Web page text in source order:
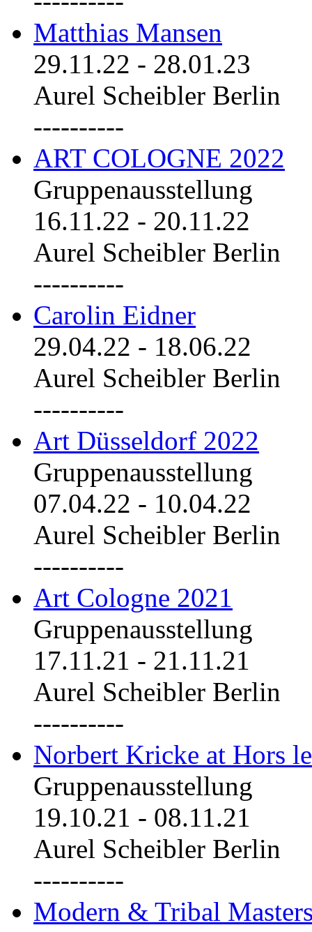
Matthias Mansen
29.11.22 - 28.01.23
Aurel Scheibler Berlin
----------
ART COLOGNE 2022
Gruppenausstellung
16.11.22 - 20.11.22
Aurel Scheibler Berlin
----------
Carolin Eidner
29.04.22 - 18.06.22
Aurel Scheibler Berlin
----------
Art Düsseldorf 2022
Gruppenausstellung
07.04.22 - 10.04.22
Aurel Scheibler Berlin
----------
Art Cologne 2021
Gruppenausstellung
17.11.21 - 21.11.21
Aurel Scheibler Berlin
----------
Norbert Kricke at Hors
Gruppenausstellung
19.10.21 - 08.11.21
Aurel Scheibler Berlin
----------
Modern & Tribal